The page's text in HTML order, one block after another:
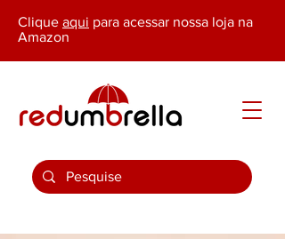
Clique aqui para acessar nossa loja na
Amazon